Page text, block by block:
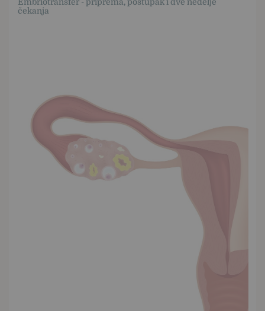
Embriotransfer - priprema, postupak i dve nedelje
čekanja